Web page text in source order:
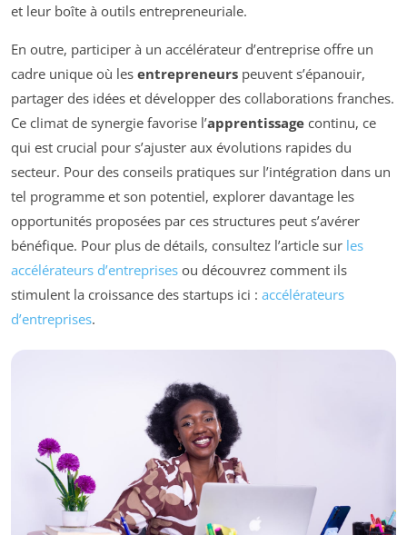
et leur boîte à outils entrepreneuriale.
En outre, participer à un accélérateur d’entreprise offre un
cadre unique où les entrepreneurs peuvent s’épanouir,
partager des idées et développer des collaborations franches.
Ce climat de synergie favorise l’apprentissage continu, ce
qui est crucial pour s’ajuster aux évolutions rapides du
secteur. Pour des conseils pratiques sur l’intégration dans un
tel programme et son potentiel, explorer davantage les
opportunités proposées par ces structures peut s’avérer
bénéfique. Pour plus de détails, consultez l’article sur les
accélérateurs d’entreprises ou découvrez comment ils
stimulent la croissance des startups ici : accélérateurs
d’entreprises.